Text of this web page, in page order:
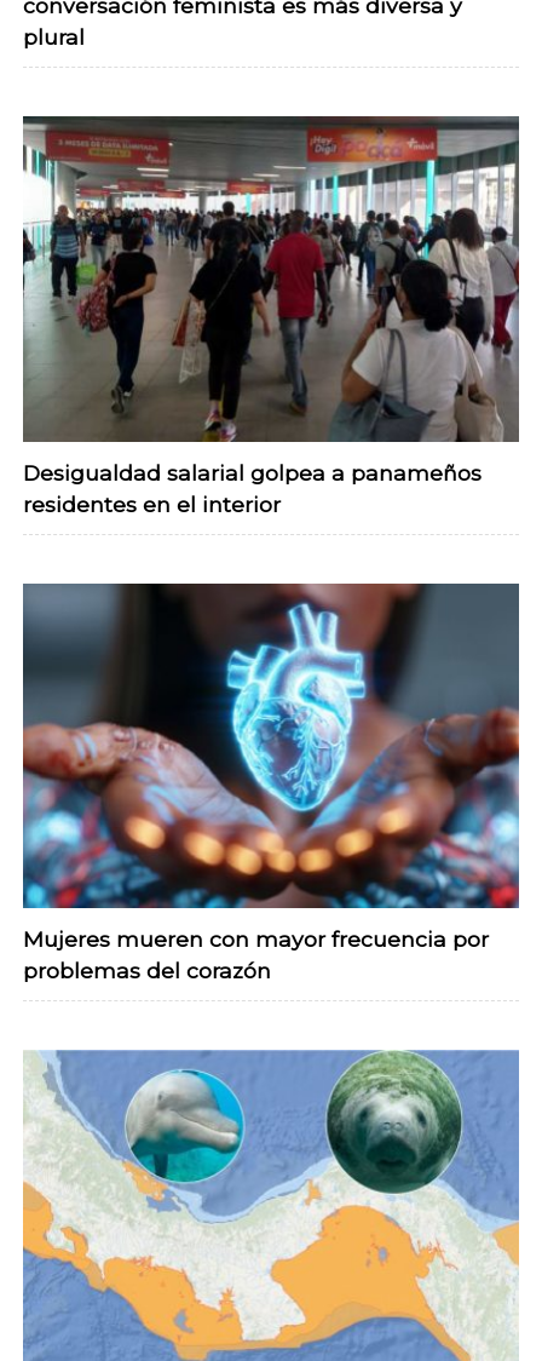
conversación feminista es más diversa y
plural
Desigualdad salarial golpea a panameños
residentes en el interior
Mujeres mueren con mayor frecuencia por
problemas del corazón